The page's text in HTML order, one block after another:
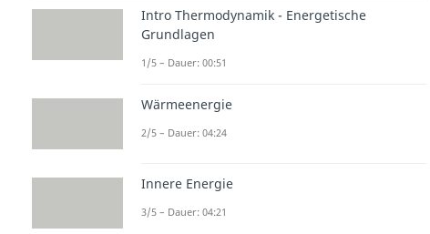
Intro Thermodynamik - Energetische
Grundlagen
1/5 – Dauer: 00:51
Wärmeenergie
2/5 – Dauer: 04:24
Innere Energie
3/5 – Dauer: 04:21